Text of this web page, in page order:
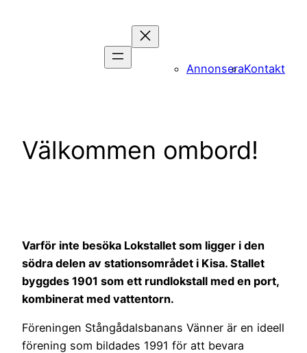
AnnonseraKontakt
Välkommen ombord!
Varför inte besöka Lokstallet som ligger i den
södra delen av stationsområdet i Kisa. Stallet
byggdes 1901 som ett rundlokstall med en port,
kombinerat med vattentorn.
Föreningen Stångådalsbanans Vänner är en ideell
förening som bildades 1991 för att bevara